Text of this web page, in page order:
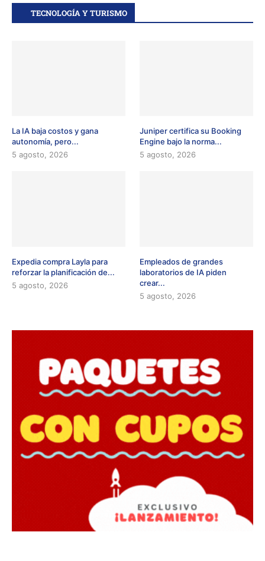
TECNOLOGÍA Y TURISMO
La IA baja costos y gana
autonomía, pero...
5 agosto, 2026
Juniper certifica su Booking
Engine bajo la norma...
5 agosto, 2026
Expedia compra Layla para
reforzar la planificación de...
5 agosto, 2026
Empleados de grandes
laboratorios de IA piden
crear...
5 agosto, 2026